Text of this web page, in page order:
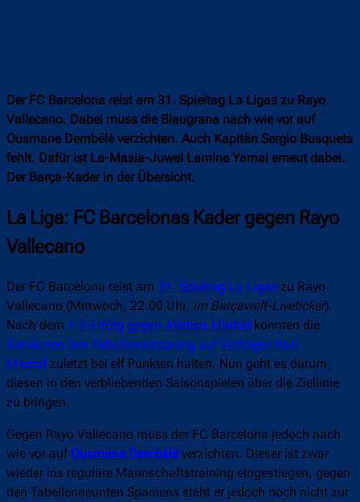
Der FC Barcelona reist am 31. Spieltag La Ligas zu Rayo
Vallecano. Dabei muss die Blaugrana nach wie vor auf
Ousmane Dembélé verzichten. Auch Kapitän Sergio Busquets
fehlt. Dafür ist La-Masia-Juwel Lamine Yamal erneut dabei.
Der Barça-Kader in der Übersicht.
La Liga: FC Barcelonas Kader gegen Rayo
Vallecano
Der FC Barcelona reist am 31. Spieltag La Ligas zu Rayo
Vallecano (Mittwoch, 22:00 Uhr, im Barçawelt-Liveticker).
Nach dem 1:0-Erfolg gegen Atlético Madrid konnten die
Katalanen den Tabellenvorsprung auf Verfolger Real
Madrid zuletzt bei elf Punkten halten. Nun geht es darum,
diesen in den verbliebenden Saisonspielen über die Ziellinie
zu bringen.
Gegen Rayo Vallecano muss der FC Barcelona jedoch nach
wie vor auf Ousmane Dembéléverzichten. Dieser ist zwar
wieder ins reguläre Mannschaftstraining eingestiegen, gegen
den Tabellenneunten Spaniens steht er jedoch noch nicht zur